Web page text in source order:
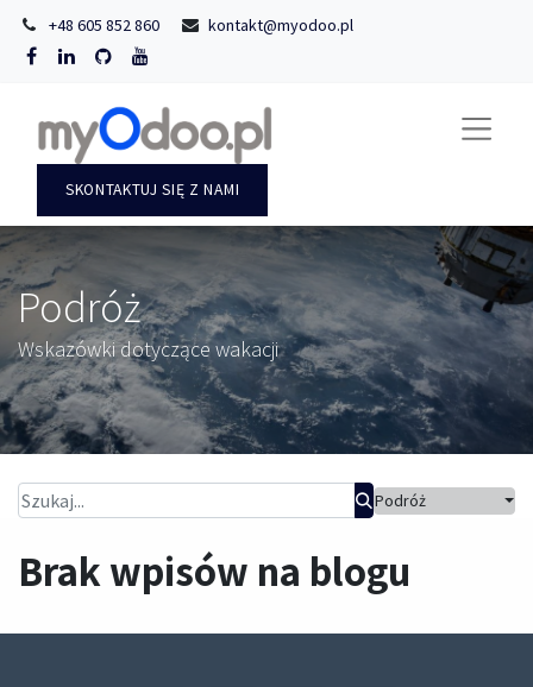
+48 605 852 860 kontakt@myodoo.pl
SKONTAKTUJ SIĘ Z NAMI
Podróż
Wskazówki dotyczące wakacji
Podróż
Brak wpisów na blogu